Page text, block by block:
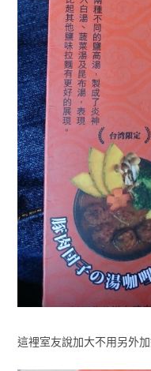
這裡室友說加大不用另外